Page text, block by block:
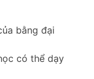
bằng đại
có thể dạy